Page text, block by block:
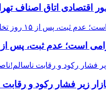
اقتصادی اتاق اصناف
فشار رکود و رقابت